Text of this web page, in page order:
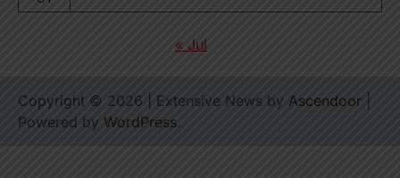
« Jul
Copyright © 2026 | Extensive News by Ascendoor
Powered by WordPress.